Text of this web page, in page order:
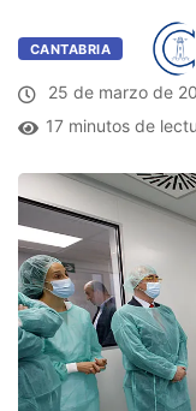
CANTABRIA
25 de marzo de
17 minutos de